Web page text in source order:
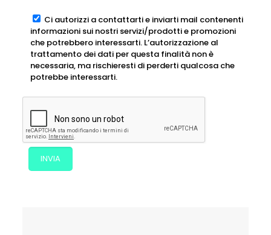
Ci autorizzi a contattarti e inviarti mail contenenti
informazioni sui nostri servizi/prodotti e promozioni
che potrebbero interessarti. L’autorizzazione al
trattamento dei dati per questa finalità non è
necessaria, ma rischieresti di perderti qualcosa che
potrebbe interessarti.